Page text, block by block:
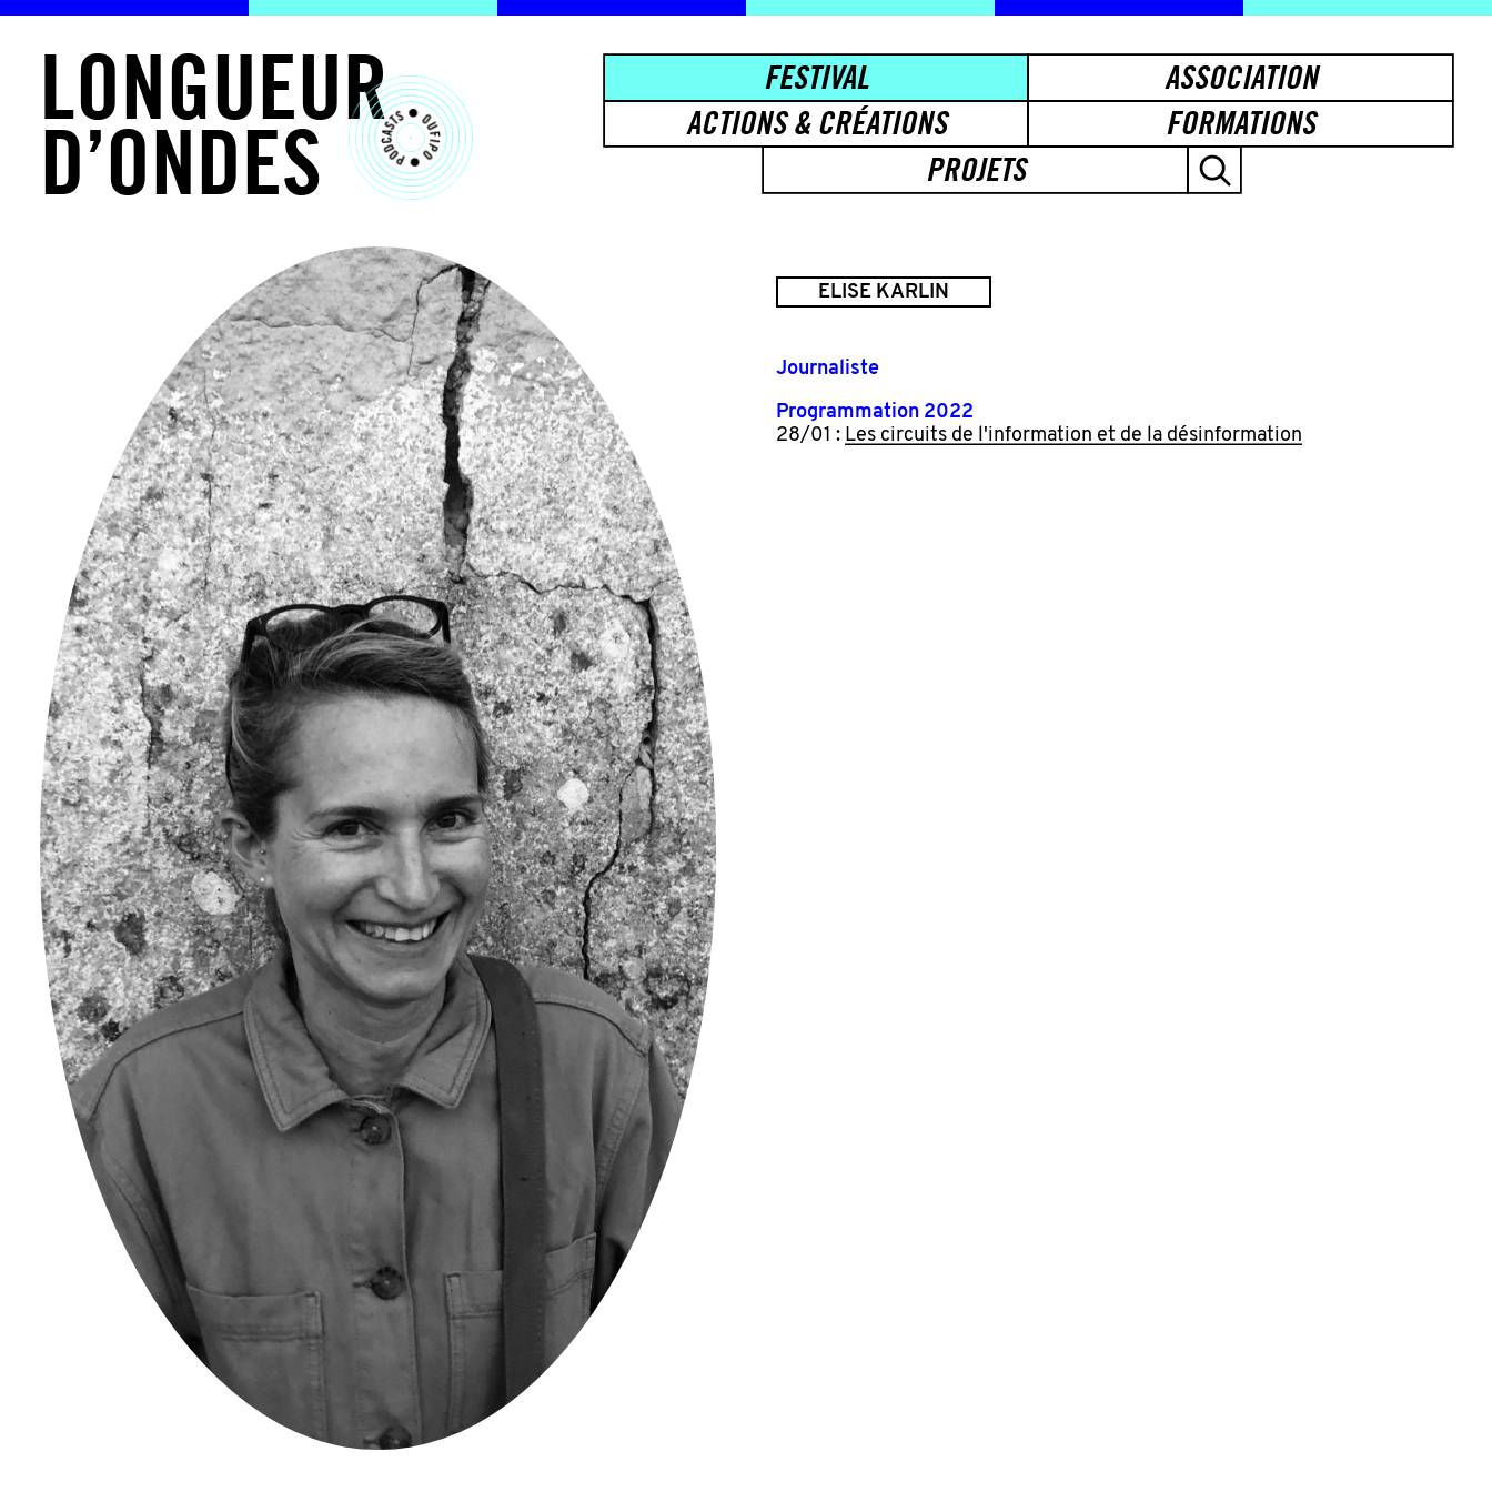
LONGUEUR
D’ONDES
FESTIVAL
ASSOCIATION
ACTIONS & CRÉATIONS
FORMATIONS
PROJETS
ELISE KARLIN
Journaliste
Programmation 2022
28/01 : Les circuits de l'information et de la désinformation